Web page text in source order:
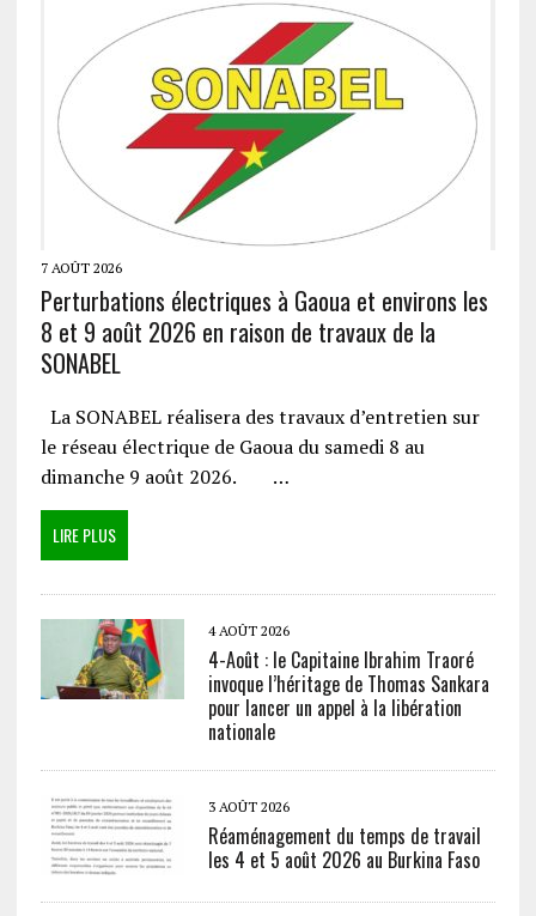
7 AOÛT 2026
Perturbations électriques à Gaoua et environs les
8 et 9 août 2026 en raison de travaux de la
SONABEL
La SONABEL réalisera des travaux d’entretien sur
le réseau électrique de Gaoua du samedi 8 au
dimanche 9 août 2026. …
LIRE PLUS
4 AOÛT 2026
4-Août : le Capitaine Ibrahim Traoré
invoque l’héritage de Thomas Sankara
pour lancer un appel à la libération
nationale
3 AOÛT 2026
Réaménagement du temps de travail
les 4 et 5 août 2026 au Burkina Faso